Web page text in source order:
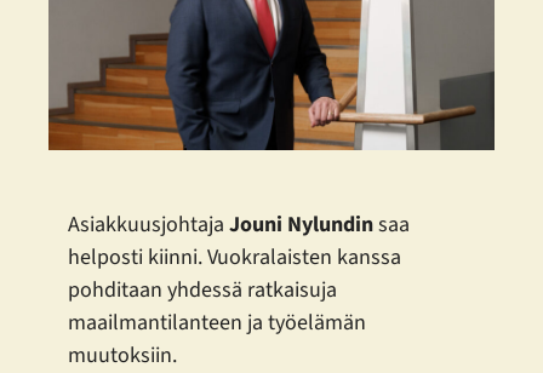
Asiakkuusjohtaja Jouni Nylundinsaa
helposti kiinni. Vuokralaisten kanssa
pohditaan yhdessä ratkaisuja
maailmantilanteen ja työelämän
muutoksiin.